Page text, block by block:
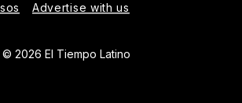
Advertise with us
© 2026 El Tiempo Latino